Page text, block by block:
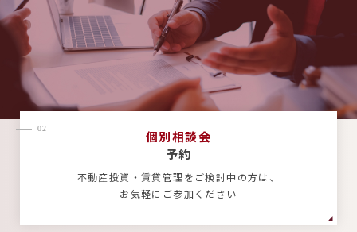
個別相談会
予約
02
不動産投資・賃貸管理をご検討中の方は、
お気軽にご参加ください